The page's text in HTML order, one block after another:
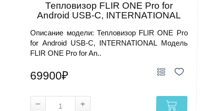
Тепловизор FLIR ONE Pro for
Android USB-C, INTERNATIONAL
Описание модели: Тепловизор FLIR ONE Pro
for Android USB-C, INTERNATIONAL Модель
FLIR ONE Pro for An..
69900₽